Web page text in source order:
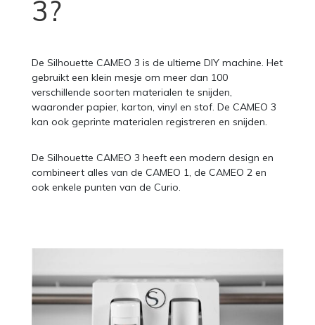
3?
De Silhouette CAMEO 3 is de ultieme DIY machine. Het
gebruikt een klein mesje om meer dan 100
verschillende soorten materialen te snijden,
waaronder papier, karton, vinyl en stof. De CAMEO 3
kan ook geprinte materialen registreren en snijden.
De Silhouette CAMEO 3 heeft een modern design en
combineert alles van de CAMEO 1, de CAMEO 2 en
ook enkele punten van de Curio.